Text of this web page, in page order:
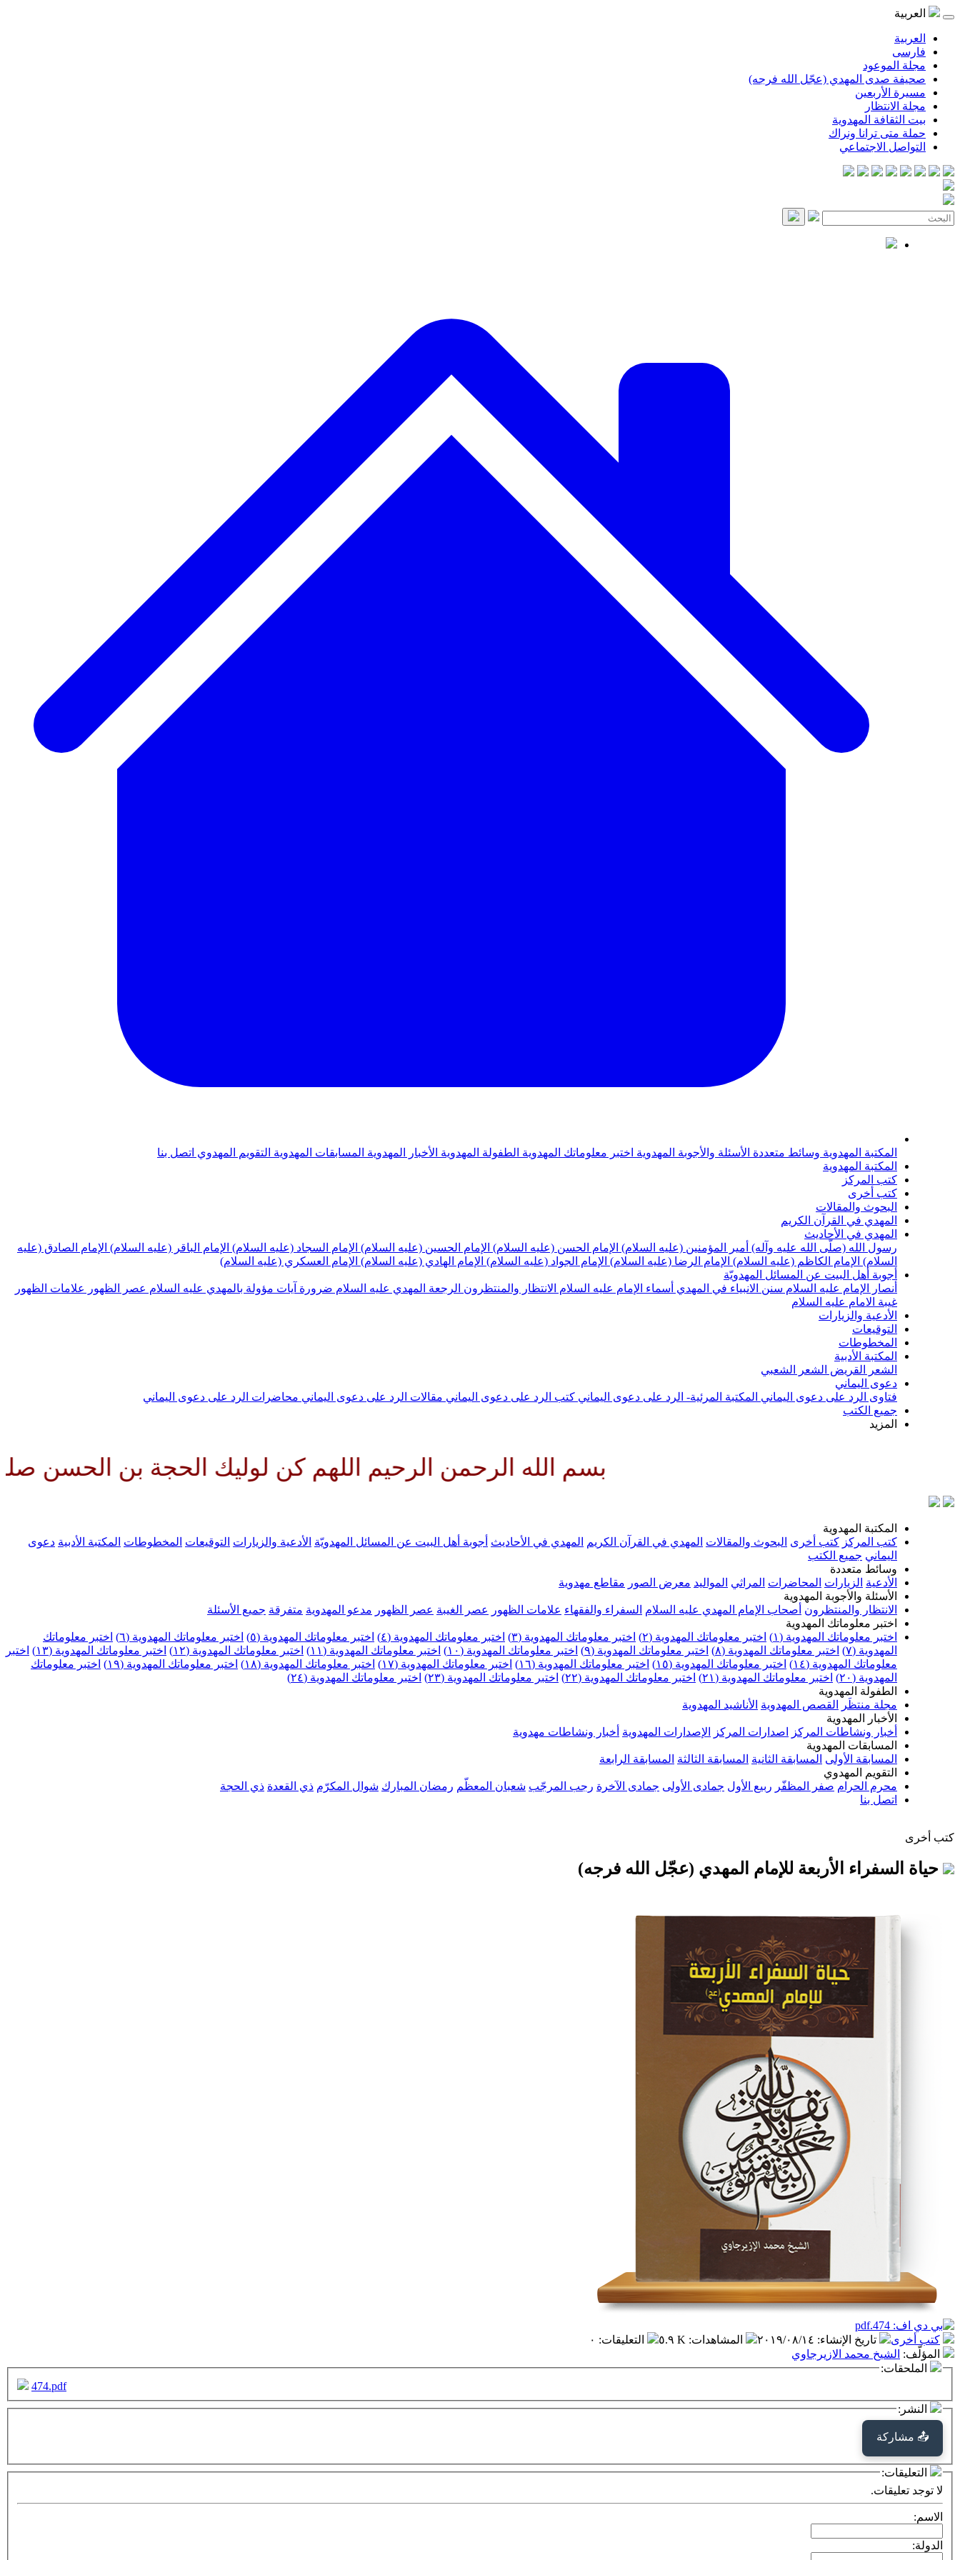
العربية
العربية
فارسی
مجلة الموعود
صحيفة صدى المهدي (عجّل الله فرجه)
مسيرة الأربعين
مجلة الانتظار
بيت الثقافة المهدوية
حملة متى ترانا ونراك
التواصل الاجتماعي
المكتبة المهدوية وسائط متعددة الأسئلة والأجوبة المهدوية اختبر معلوماتك المهدوية الطفولة المهدوية الأخبار المهدوية المسابقات المهدوية التقويم المهدوي اتصل بنا
المكتبة المهدوية
كتب المركز
كتب أخرى
البحوث والمقالات
المهدي في القرآن الكريم
المهدي في الأحاديث
رسول الله (صلّى الله عليه وآله) أمير المؤمنين (عليه السلام) الإمام الحسن (عليه السلام) الإمام الحسين (عليه السلام) الإمام السجاد (عليه السلام) الإمام الباقر (عليه السلام) الإمام الصادق (عليه
السلام) الإمام الكاظم (عليه السلام) الإمام الرضا (عليه السلام) الإمام الجواد (عليه السلام) الإمام الهادي (عليه السلام) الإمام العسكري (عليه السلام)
أجوبة أهل البيت عن المسائل المهدويّة
أنصار الإمام عليه السلام سنن الانبياء في المهدي أسماء الإمام عليه السلام الانتظار والمنتظرون الرجعة المهدي عليه السلام ضرورة آيات مؤولة بالمهدي عليه السلام عصر الظهور
علامات الظهور
غيبة الامام عليه السلام
الأدعية والزيارات
التوقيعات
المخطوطات
المكتبة الأدبية
الشعر القريض الشعر الشعبي
دعوى اليماني
فتاوى الرد على دعوى اليماني المكتبة المرئية- الرد على دعوى اليماني كتب الرد على دعوى اليماني مقالات الرد على دعوى اليماني محاضرات الرد على دعوى اليماني
جميع الكتب
المزيد
بسم الله الرحمن الرحيم اللهم كن لوليك الحجة بن الحسن صلواتك عليه
المكتبة المهدوية
كتب المركز كتب أخرى البحوث والمقالات المهدي في القرآن الكريم المهدي في الأحاديث أجوبة أهل البيت عن المسائل المهدويّة الأدعية والزيارات التوقيعات المخطوطات المكتبة الأدبية دعوى
اليماني جميع الكتب
وسائط متعددة
الأدعية الزيارات المحاضرات المراثي المواليد معرض الصور مقاطع مهدوية
الأسئلة والأجوبة المهدوية
الانتظار والمنتظرون أصحاب الإمام المهدي عليه السلام السفراء والفقهاء علامات الظهور عصر الغيبة عصر الظهور مدعو المهدوية متفرقة جميع الأسئلة
اختبر معلوماتك المهدوية
اختبر معلوماتك المهدوية (١)
اختبر معلوماتك المهدوية (٢) اختبر معلوماتك المهدوية (٣) اختبر معلوماتك المهدوية (٤) اختبر معلوماتك المهدوية (٥) اختبر معلوماتك المهدوية (٦)
اختبر معلوماتك
المهدوية (٧)
اختبر معلوماتك المهدوية (٨) اختبر معلوماتك المهدوية (٩) اختبر معلوماتك المهدوية (١٠) اختبر معلوماتك المهدوية (١١) اختبر معلوماتك المهدوية (١٢) اختبر معلوماتك المهدوية (١٣)
اختبر
معلوماتك المهدوية (١٤)
اختبر معلوماتك المهدوية (١٥) اختبر معلوماتك المهدوية (١٦) اختبر معلوماتك المهدوية (١٧) اختبر معلوماتك المهدوية (١٨) اختبر معلوماتك المهدوية (١٩)
اختبر معلوماتك
المهدوية (٢٠)
اختبر معلوماتك المهدوية (٢١) اختبر معلوماتك المهدوية (٢٢) اختبر معلوماتك المهدوية (٢٣)
اختبر معلوماتك المهدوية (٢٤)
الطفولة المهدوية
مجلة منتظَر
القصص المهدوية الأناشيد المهدوية
الأخبار المهدوية
أخبار ونشاطات المركز
اصدارات المركز الإصدارات المهدوية أخبار ونشاطات مهدوية
المسابقات المهدوية
المسابقة الأولى المسابقة الثانية المسابقة الثالثة المسابقة الرابعة
التقويم المهدوي
محرم الحرام صفر المظفّر ربيع الأول جمادى الأولى جمادى الآخرة رجب المرجّب شعبان المعظّم رمضان المبارك شوال المكرّم ذي القعدة ذي الحجة
اتصل بنا
كتب أخرى
حياة السفراء الأربعة للإمام المهدي (عجّل الله فرجه)
كتب أخرى تاريخ الإنشاء: ٢٠١٩/٠٨/١٤ المشاهدات: ٥.٩ K التعليقات: ٠
المؤلّف: الشيخ محمد الازيرجاوي
الملحقات:
474.pdf
النشر:
📤 مشاركة
التعليقات:
لا توجد تعليقات.
الاسم:
الدولة: